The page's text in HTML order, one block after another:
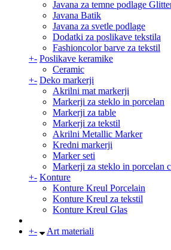
Javana za temne podlage
Javana Batik
Javana za svetle podlage
Dodatki za poslikave tekstila
Fashioncolor barve za tekstil
+- Poslikave keramike
Ceramic
+- Deko markerji
Akrilni mat markerji
Markerji za steklo in porcelan
Markerji za table
Markerji za tekstil
Akrilni Metallic Marker
Kredni markerji
Marker seti
Markerji za steklo in porcelan
+- Konture
Konture Kreul Porcelain
Konture Kreul za tekstil
Konture Kreul Glas
+- Art materiali